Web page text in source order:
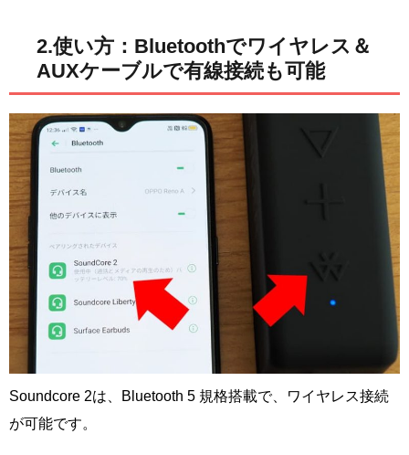
2.使い方：Bluetoothでワイヤレス＆
AUXケーブルで有線接続も可能
Soundcore 2は、Bluetooth 5 規格搭載で、ワイヤレス接続
が可能です。